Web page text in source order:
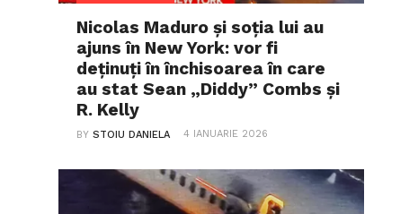
Nicolas Maduro și soția lui au
ajuns în New York: vor fi
deținuți în închisoarea în care
au stat Sean „Diddy” Combs și
R. Kelly
BYSTOIU DANIELA 4 IANUARIE 2026